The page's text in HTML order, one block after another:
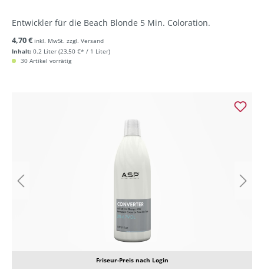
Entwickler für die Beach Blonde 5 Min. Coloration.
Inhalt: 0.2 Liter (23,50 €* / 1 Liter)
4,70 € inkl. MwSt. zzgl. Versand
30 Artikel vorrätig
Friseur-Preis nach Login